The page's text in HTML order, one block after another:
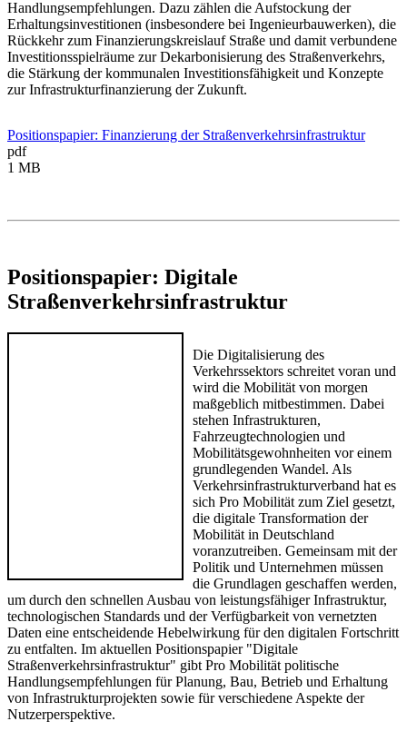
Handlungsempfehlungen. Dazu zählen die Aufstockung der
Erhaltungsinvestitionen (insbesondere bei Ingenieurbauwerken), die
Rückkehr zum Finanzierungskreislauf Straße und damit verbundene
Investitionsspielräume zur Dekarbonisierung des Straßenverkehrs,
die Stärkung der kommunalen Investitionsfähigkeit und Konzepte
zur Infrastrukturfinanzierung der Zukunft.
Positionspapier: Finanzierung der Straßenverkehrsinfrastruktur
pdf
1 MB
Positionspapier: Digitale
Straßenverkehrsinfrastruktur
Die Digitalisierung des
Verkehrssektors schreitet voran und
wird die Mobilität von morgen
maßgeblich mitbestimmen. Dabei
stehen Infrastrukturen,
Fahrzeugtechnologien und
Mobilitätsgewohnheiten vor einem
grundlegenden Wandel. Als
Verkehrsinfrastrukturverband hat es
sich Pro Mobilität zum Ziel gesetzt,
die digitale Transformation der
Mobilität in Deutschland
voranzutreiben. Gemeinsam mit der
Politik und Unternehmen müssen
die Grundlagen geschaffen werden,
um durch den schnellen Ausbau von leistungsfähiger Infrastruktur,
technologischen Standards und der Verfügbarkeit von vernetzten
Daten eine entscheidende Hebelwirkung für den digitalen Fortschritt
zu entfalten. Im aktuellen Positionspapier "Digitale
Straßenverkehrsinfrastruktur" gibt Pro Mobilität politische
Handlungsempfehlungen für Planung, Bau, Betrieb und Erhaltung
von Infrastrukturprojekten sowie für verschiedene Aspekte der
Nutzerperspektive.